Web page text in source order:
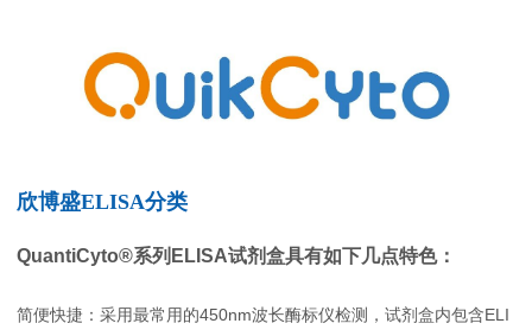
文献引用
线下展会 奖学金申请
欣博盛ELISA分类
QuantiCyto®系列ELISA试剂盒具有如下几点特色：
简便快捷：采用最常用的450nm波长酶标仪检测，试剂盒内包含ELI